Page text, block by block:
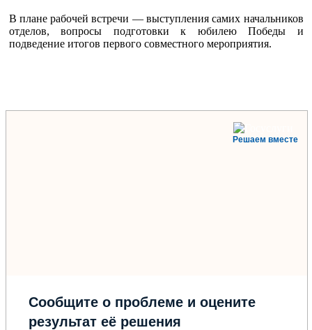
В плане рабочей встречи — выступления самих начальников
отделов, вопросы подготовки к юбилею Победы и
подведение итогов первого совместного мероприятия.
Решаем вместе
Сообщите о проблеме и оцените
результат её решения